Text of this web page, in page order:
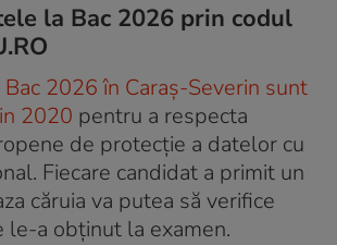
la Bac 2026 prin codul
2026 în Caraș-Severin sunt
2020 pentru a respecta
de protecție a datelor cu
Fiecare candidat a primit un
căruia va putea să verifice
le-a obținut la examen.